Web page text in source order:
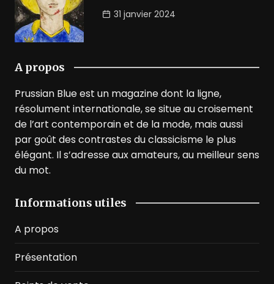
31 janvier 2024
A propos
Prussian Blue est un magazine dont la ligne,
résolument internationale, se situe au croisement
de l’art contemporain et de la mode, mais aussi
par goût des contrastes du classicisme le plus
élégant. Il s’adresse aux amateurs, au meilleur sens
du mot.
Informations utiles
A propos
Présentation